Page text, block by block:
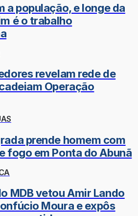
a população, e longe da
é o trabalho
revelam rede de
Operação
prende homem com
fogo em Ponta do Abunã
MDB vetou Amir Lando
Moura e expôs